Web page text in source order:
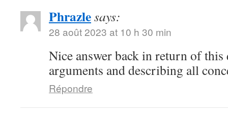
Phrazlesays:
28 août 2023 at 10 h 30 min
Nice answer back in return of
arguments and describing all
Répondre